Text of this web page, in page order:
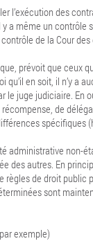
l’exécution des
a même un contrôle
de la Cour
prévoit que ceux
qu’il en soit, il n’y a
juge judiciaire. En
de
spécifiques
administrative non-
des autres. En
règles de droit public
sont
exemple)